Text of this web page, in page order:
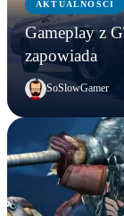
AKTUALNOŚCI
Gameplay z
zapowiada
SoSlowGamer